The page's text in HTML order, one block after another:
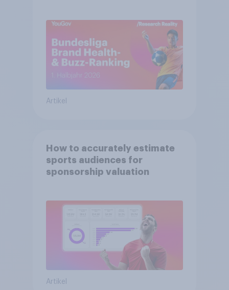
Artikel
How to accurately estimate
sports audiences for
sponsorship valuation
Artikel